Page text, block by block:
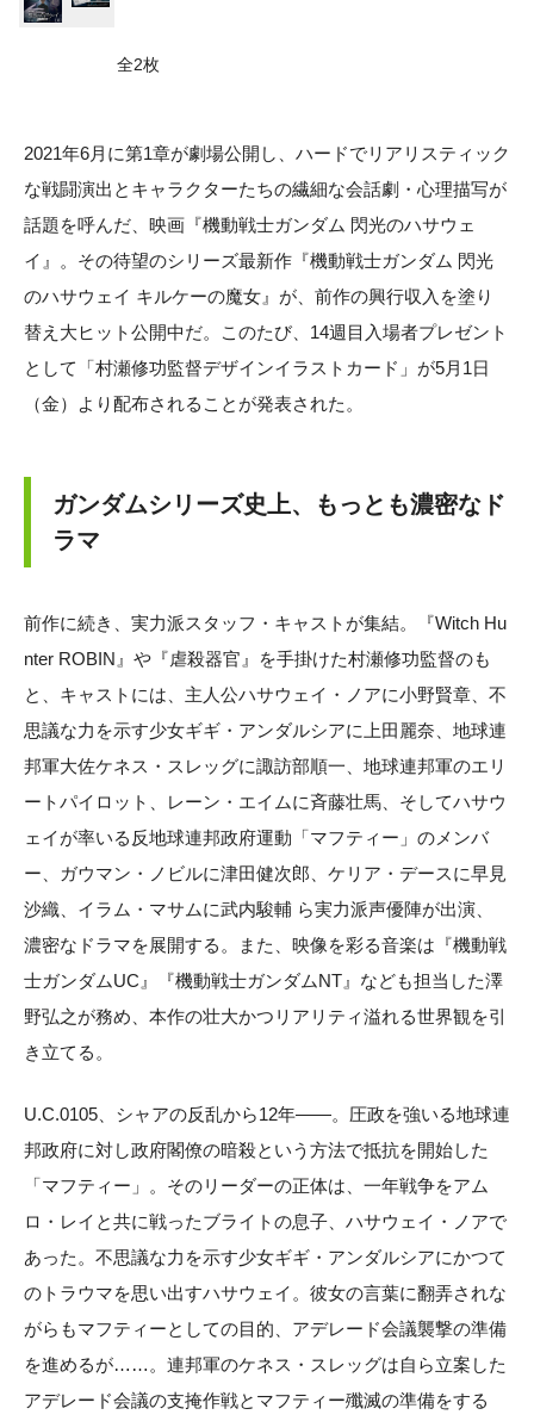
全2枚
2021年6月に第1章が劇場公開し、ハードでリアリスティック
な戦闘演出とキャラクターたちの繊細な会話劇・心理描写が
話題を呼んだ、映画『機動戦士ガンダム 閃光のハサウェ
イ』。その待望のシリーズ最新作『機動戦士ガンダム 閃光
のハサウェイ キルケーの魔女』が、前作の興行収入を塗り
替え大ヒット公開中だ。このたび、14週目入場者プレゼント
として「村瀬修功監督デザインイラストカード」が5月1日
（金）より配布されることが発表された。
ガンダムシリーズ史上、もっとも濃密なド
ラマ
前作に続き、実力派スタッフ・キャストが集結。『Witch Hu
nter ROBIN』や『虐殺器官』を手掛けた村瀬修功監督のも
と、キャストには、主人公ハサウェイ・ノアに小野賢章、不
思議な力を示す少女ギギ・アンダルシアに上田麗奈、地球連
邦軍大佐ケネス・スレッグに諏訪部順一、地球連邦軍のエリ
ートパイロット、レーン・エイムに斉藤壮馬、そしてハサウ
ェイが率いる反地球連邦政府運動「マフティー」のメンバ
ー、ガウマン・ノビルに津田健次郎、ケリア・デースに早見
沙織、イラム・マサムに武内駿輔 ら実力派声優陣が出演、
濃密なドラマを展開する。また、映像を彩る音楽は『機動戦
士ガンダムUC』『機動戦士ガンダムNT』なども担当した澤
野弘之が務め、本作の壮大かつリアリティ溢れる世界観を引
き立てる。
U.C.0105、シャアの反乱から12年——。圧政を強いる地球連
邦政府に対し政府閣僚の暗殺という方法で抵抗を開始した
「マフティー」。そのリーダーの正体は、一年戦争をアム
ロ・レイと共に戦ったブライトの息子、ハサウェイ・ノアで
あった。不思議な力を示す少女ギギ・アンダルシアにかつて
のトラウマを思い出すハサウェイ。彼女の言葉に翻弄されな
がらもマフティーとしての目的、アデレード会議襲撃の準備
を進めるが……。連邦軍のケネス・スレッグは自ら立案した
アデレード会議の支掩作戦とマフティー殲滅の準備をする